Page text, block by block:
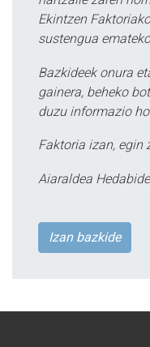
Ekintzen
sustengua
Bazkideek onura
gainera, beheko
duzu informazio
Faktoria izan, egin
Aiaraldea
Izan bazkide